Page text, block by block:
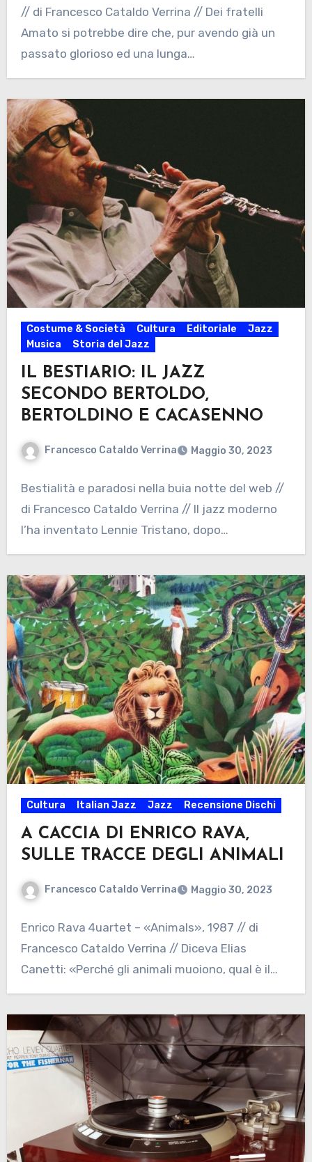
// di Francesco Cataldo Verrina // Dei fratelli
Amato si potrebbe dire che, pur avendo già un
passato glorioso ed una lunga…
Costume & Società Cultura Editoriale
Jazz
Musica
Storia del Jazz
IL BESTIARIO: IL JAZZ
SECONDO BERTOLDO,
BERTOLDINO E CACASENNO
Francesco Cataldo Verrina Maggio 30, 2023
Bestialità e paradosi nella buia notte del web //
di Francesco Cataldo Verrina // Il jazz moderno
l’ha inventato Lennie Tristano, dopo…
Cultura Italian Jazz Jazz Recensione Dischi
A CACCIA DI ENRICO RAVA,
SULLE TRACCE DEGLI ANIMALI
Francesco Cataldo Verrina Maggio 30, 2023
Enrico Rava 4uartet – «Animals», 1987 // di
Francesco Cataldo Verrina // Diceva Elias
Canetti: «Perché gli animali muoiono, qual è il…